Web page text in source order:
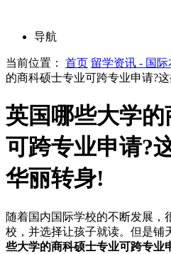
导航
当前位置： 首页 留学资讯 - 国际
的商科硕士专业可跨专业申请?
英国哪些大学
可跨专业申请?
华丽转身!
随着国内国际学校的不断发展，
校，并选择让孩子就读。但是铺
些大学的商科硕士专业可跨专业